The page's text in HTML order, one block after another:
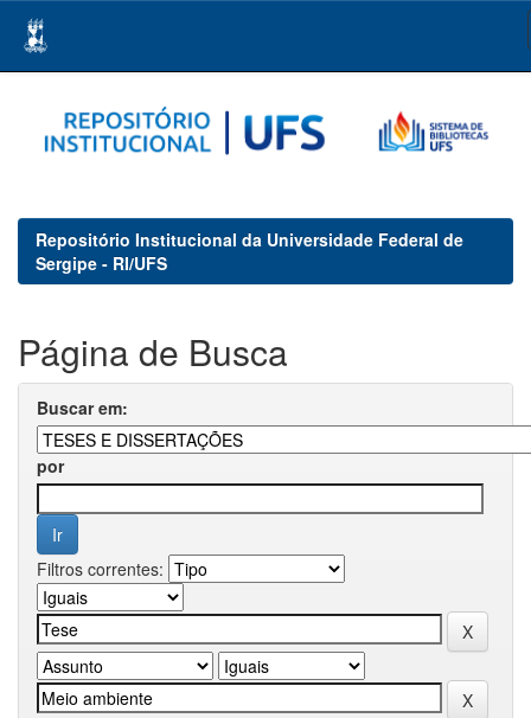
navigation
Repositório Institucional da Universidade Federal de
Sergipe - RI/UFS
Página de Busca
Buscar em:
por
Filtros correntes: